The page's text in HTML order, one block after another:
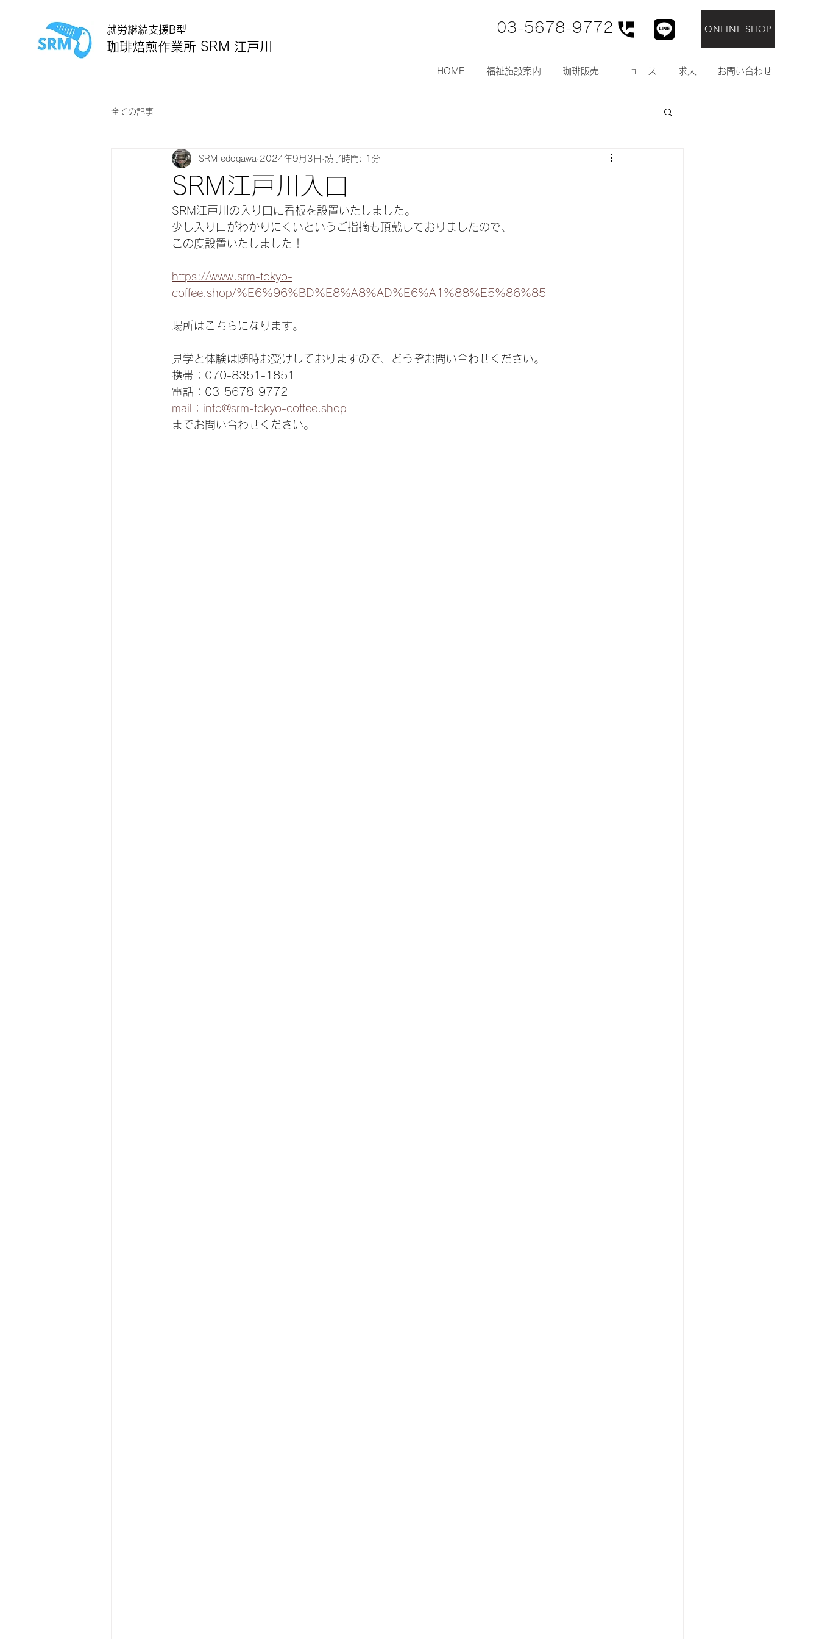
就労継続支援B型
珈琲焙煎作業所 SRM 江戸川
03-5678-9772 ONLINE SHOP
HOME 福祉施設案内 珈琲販売 ニュース 求人 お問い合わせ
全ての記事
SRM江戸川入口
SRM edogawa 2024年9月3日 読了時間: 1分
SRM江戸川の入り口に看板を設置いたしました。
少し入り口がわかりにくいというご指摘も頂戴しておりましたので、
この度設置いたしました！
https://www.srm-tokyo-
coffee.shop/%E6%96%BD%E8%A8%AD%E6%A1%88%E5%86%85
場所はこちらになります。
見学と体験は随時お受けしておりますので、どうぞお問い合わせください。
携帯：070-8351-1851
電話：03-5678-9772
mail：info@srm-tokyo-coffee.shop
までお問い合わせください。